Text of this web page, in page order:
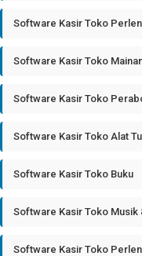
Software Kasir Toko
Software Kasir Toko
Software Kasir Toko
Software Kasir Toko Alat
Software Kasir Toko Buku
Software Kasir Toko Musik
Software Kasir Toko